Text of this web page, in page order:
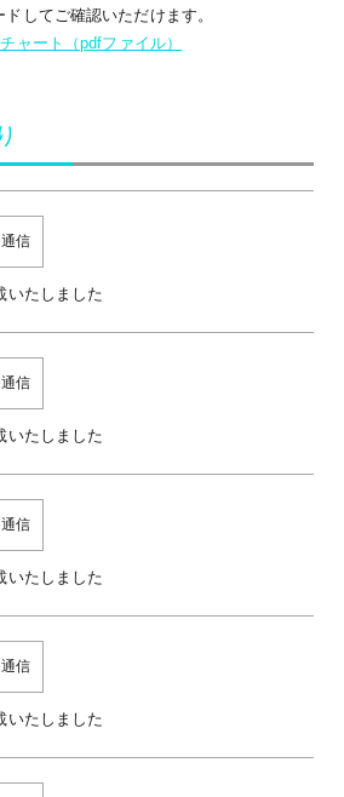
してご確認いただけます。
ャート（pdfファイル）
信
いたしました
信
いたしました
信
いたしました
信
いたしました